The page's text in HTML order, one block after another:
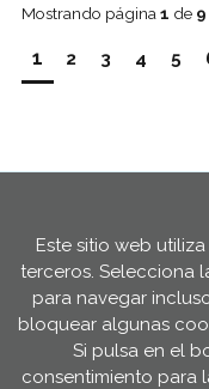
Mostrando página1 de 9
1 2 3 4 5
Este sitio web
terceros. Selecciona
para navegar
bloquear algunas
Si pulsa en el
consentimiento para